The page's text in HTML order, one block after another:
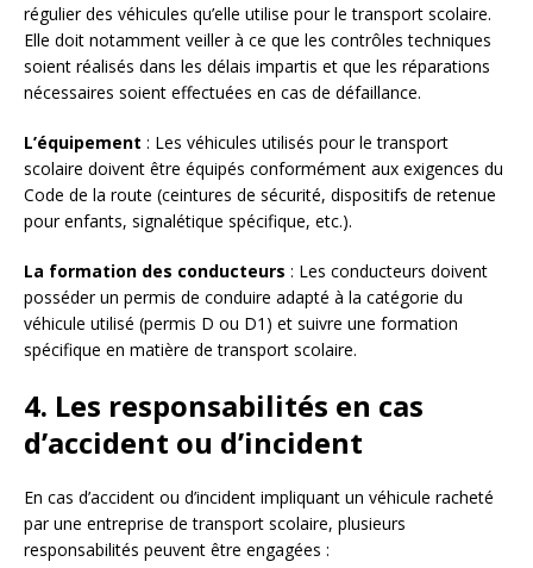
régulier des véhicules qu’elle utilise pour le transport scolaire.
Elle doit notamment veiller à ce que les contrôles techniques
soient réalisés dans les délais impartis et que les réparations
nécessaires soient effectuées en cas de défaillance.
L’équipement : Les véhicules utilisés pour le transport
scolaire doivent être équipés conformément aux exigences du
Code de la route (ceintures de sécurité, dispositifs de retenue
pour enfants, signalétique spécifique, etc.).
La formation des conducteurs : Les conducteurs doivent
posséder un permis de conduire adapté à la catégorie du
véhicule utilisé (permis D ou D1) et suivre une formation
spécifique en matière de transport scolaire.
4. Les responsabilités en cas
d’accident ou d’incident
En cas d’accident ou d’incident impliquant un véhicule racheté
par une entreprise de transport scolaire, plusieurs
responsabilités peuvent être engagées :